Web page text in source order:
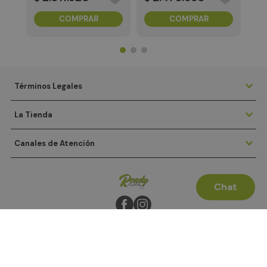
Chat
COMPRAR COMPRAR
Términos Legales
La Tienda
Canales de Atención